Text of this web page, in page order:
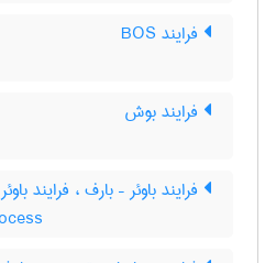
فرایند BOS
فرایند بوش
فرایند باوئر – بارف ، فرایند